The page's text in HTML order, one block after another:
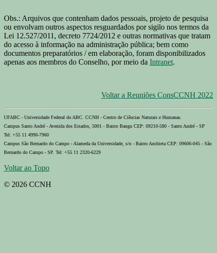
Obs.: Arquivos que contenham dados pessoais, projeto de pesquisa
ou envolvam outros aspectos resguardados por sigilo nos termos da
Lei 12.527/2011, decreto 7724/2012 e outras normativas que tratam
do acesso à informação na administração pública; bem como
documentos preparatórios / em elaboração, foram disponibilizados
apenas aos membros do Conselho, por meio da Intranet.
Voltar a Reuniões ConsCCNH 2022
UFABC - Universidade Federal do ABC. CCNH - Centro de Ciências Naturais e Humanas.
Campus Santo André - Avenida dos Estados, 5001 - Bairro Bangu CEP: 09210-580 - Santo André - SP
Tel: +55 11 4996-7960
Campus São Bernardo do Campo - Alameda da Universidade, s/n - Bairro Anchieta CEP: 09606-045 - São
Bernardo do Campo - SP. Tel: +55 11 2320-6229
Voltar ao Topo
© 2026 CCNH